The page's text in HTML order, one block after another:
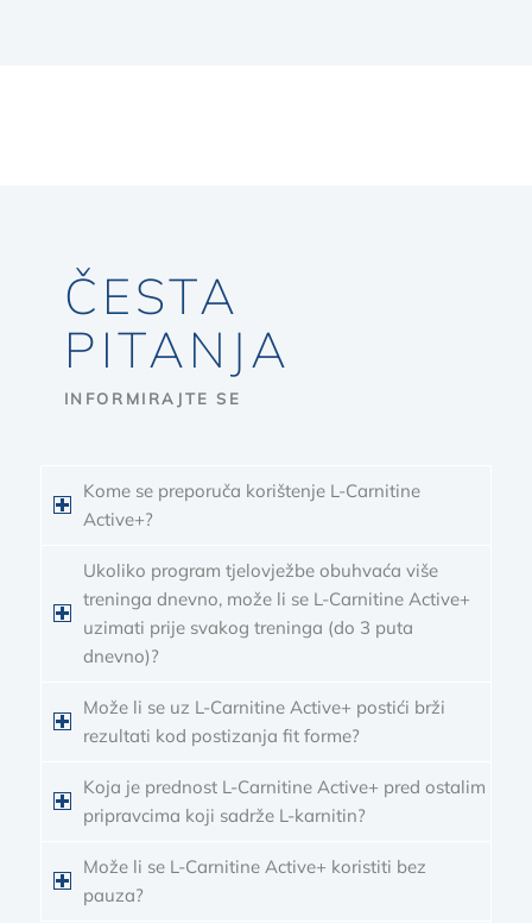
ČESTA
PITANJA
INFORMIRAJTE SE
Kome se preporuča korištenje L-Carnitine
Active+?
Ukoliko program tjelovježbe obuhvaća više
treninga dnevno, može li se L-Carnitine Active+
uzimati prije svakog treninga (do 3 puta
dnevno)?
Može li se uz L-Carnitine Active+ postići brži
rezultati kod postizanja fit forme?
Koja je prednost L-Carnitine Active+ pred ostalim
pripravcima koji sadrže L-karnitin?
Može li se L-Carnitine Active+ koristiti bez
pauza?